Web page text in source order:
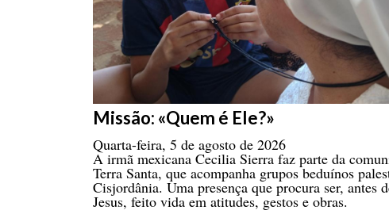
Missão: «Quem é Ele?»
Quarta-feira, 5 de agosto de 2026
A irmã mexicana Cecilia Sierra faz parte da
Terra Santa, que acompanha grupos beduínos
Cisjordânia. Uma presença que procura ser, antes
Jesus, feito vida em atitudes, gestos e obras.